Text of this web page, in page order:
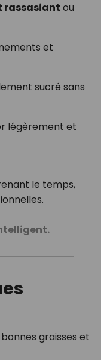
rassasiant ou
et
sucré sans
légèrement et
le temps,
graisses et